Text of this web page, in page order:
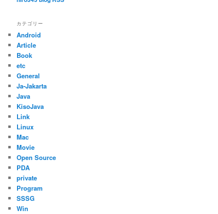
カテゴリー
Android
Article
Book
etc
General
Ja-Jakarta
Java
KisoJava
Link
Linux
Mac
Movie
Open Source
PDA
private
Program
SSSG
Win